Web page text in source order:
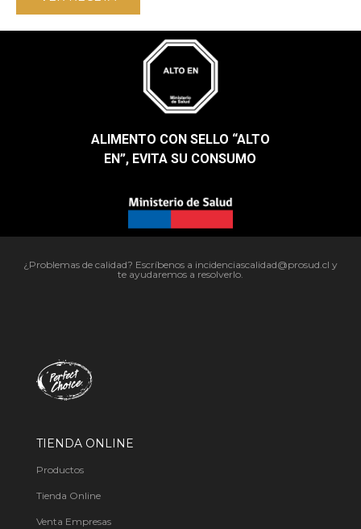
ALIMENTO CON SELLO “ALTO
EN”, EVITA SU CONSUMO​
¿Problemas de calidad? Escríbenos a incidenciascalidad@prosud.cl y
te ayudaremos a resolverlo.
TIENDA ONLINE
Productos
Tienda Online
Venta Empresas